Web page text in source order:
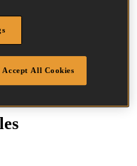
Accept All Cookies